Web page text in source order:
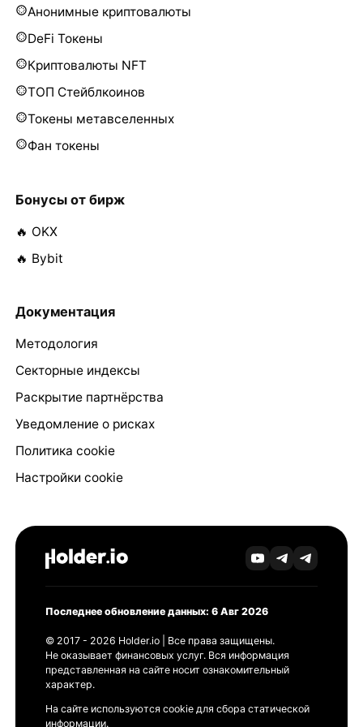
Анонимные криптовалюты
DeFi Токены
Криптовалюты NFT
ТОП Стейблкоинов
Токены метавселенных
Фан токены
Бонусы от бирж
🔥 OKX
🔥 Bybit
Документация
Методология
Секторные индексы
Раскрытие партнёрства
Уведомление о рисках
Политика cookie
Настройки cookie
Последнее обновление данных: 6 Авг 2026
© 2017 - 2026 Holder.io | Все права защищены.
Не оказывает финансовых услуг. Вся информация
представленная на сайте носит ознакомительный
характер.
На сайте используются cookie для сбора статической
информации.